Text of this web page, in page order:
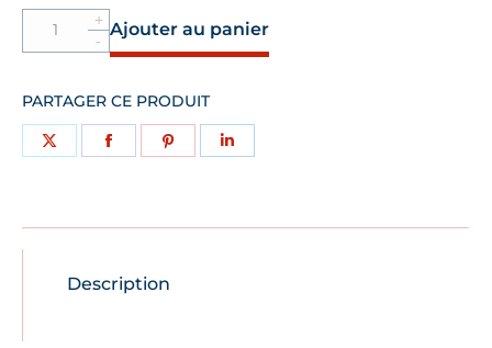
Quantité
Collier
Ajouter au panier
PARTAGER CE PRODUIT
PartagerPartagerPartagerPartager
Description